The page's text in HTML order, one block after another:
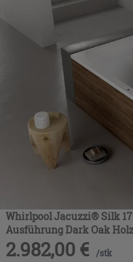
Whirlpool Jacuzzi® Silk
Ausführung Dark Oak
2.982,00 € /stk